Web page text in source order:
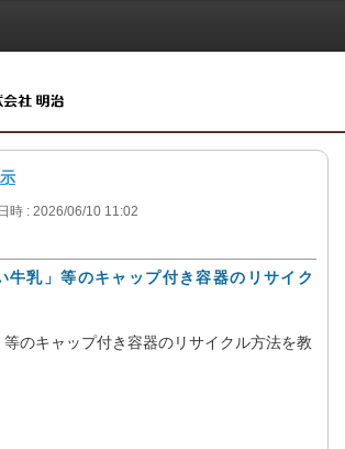
時 : 2026/06/10 11:02
牛乳」等のキャップ付き容器のリサイク
等のキャップ付き容器のリサイクル方法を教